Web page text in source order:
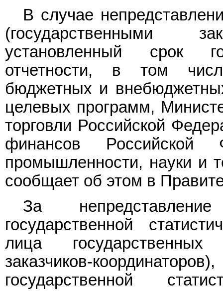
В случае
(государственными
установленный срок
отчетности, в том
бюджетных и
целевых программ,
торговли Российской
финансов Российской
промышленности, науки и
сообщает об этом в
За
государственной
лица государственных
заказчиков-
государственной